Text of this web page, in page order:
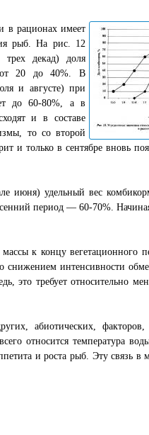
в рационах имеет
рыб. На рис. 12
декад) доля
от 20 до 40%. В
и августе) при
до 60-80%, а в
и в составе
то со второй
и только в сентябре вновь
июня) удельный вес
период — 60-70%.
к концу вегетационного
снижением интенсивности
это требует относительно
абиотических, факторов,
относится температура
и роста рыб. Эту связь в